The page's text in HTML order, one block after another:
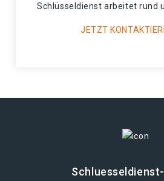
Schlüsseldienst arbeitet rund
JETZT